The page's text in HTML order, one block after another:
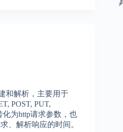
和解析，主要用于
POST, PUT,
化为http请求参数，也
、解析响应的时间。